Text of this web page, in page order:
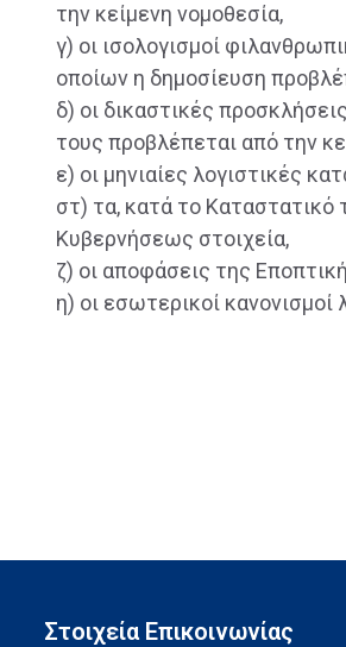
την κείμενη νομοθεσία,
γ) οι ισολογισμοί
οποίων η δημοσίευση
δ) οι δικαστικές
τους προβλέπεται από την
ε) οι μηνιαίες λογιστικές
στ) τα, κατά το Καταστατικό
Κυβερνήσεως στοιχεία,
ζ) οι αποφάσεις της
η) οι εσωτερικοί
Στοιχεία Επικοινωνίας